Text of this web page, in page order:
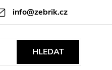
info@zebrik.cz
HLEDAT